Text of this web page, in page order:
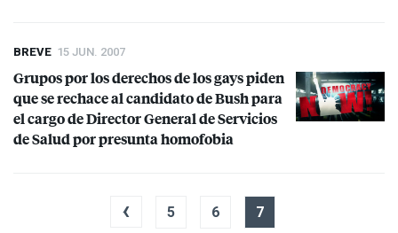
BREVE 15 JUN. 2007
Grupos por los derechos de los gays piden
que se rechace al candidato de Bush para
el cargo de Director General de Servicios
de Salud por presunta homofobia
‹ 5 6 7